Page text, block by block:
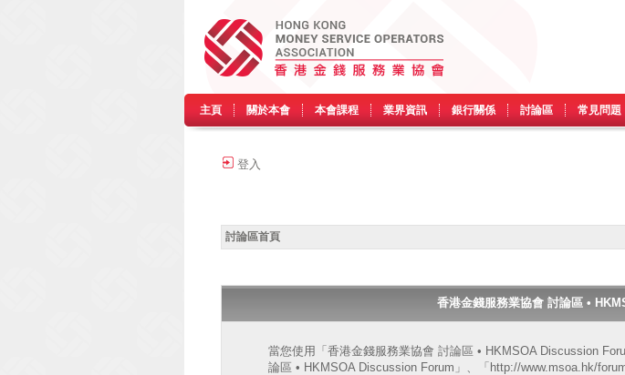
主頁 關於本會 本會課程 業界資訊 銀行關係 討論區 常見問題
登入
討論區首頁
香港金錢服務業協會 討論區 •
當您使用「香港金錢服務業協會 討論區 • HKMSOA Discussion
論區 • HKMSOA Discussion Forum」、「http://www.msoa.hk/